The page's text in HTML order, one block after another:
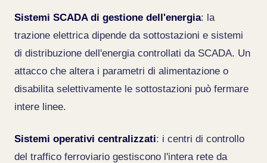
Sistemi SCADA di gestione dell'energia: la
trazione elettrica dipende da sottostazioni e sistemi
di distribuzione dell'energia controllati da SCADA. Un
attacco che altera i parametri di alimentazione o
disabilita selettivamente le sottostazioni può fermare
intere linee.
Sistemi operativi centralizzati: i centri di controllo
del traffico ferroviario gestiscono l'intera rete da